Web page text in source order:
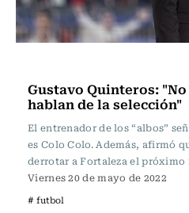
Gustavo Quinteros:
hablan de la selección"
El entrenador de los “albos”
es Colo Colo. Además, afirmó
derrotar a Fortaleza el próximo
Viernes 20 de mayo de 2022
# futbol